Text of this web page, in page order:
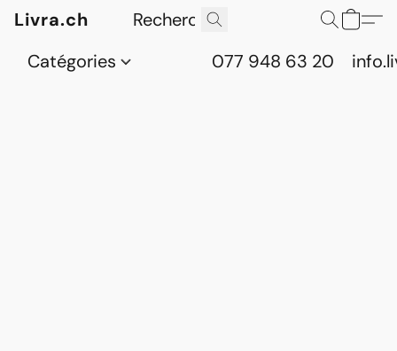
Livra.ch
Catégories
077 948 63 20